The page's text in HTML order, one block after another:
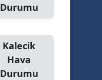
Durumu
Kalecik
Hava
Durumu